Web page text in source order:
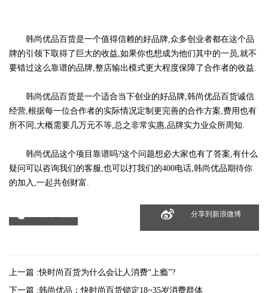
韩尚优品百货是一个值得信赖的好品牌,众多创业者都在这个品
牌的引领下取得了巨大的收益,如果你也想成为他们其中的一员,就不
要错过这么靠谱的品牌,整店输出模式更大程度保障了合作者的收益.
韩尚优品百货是一个适合当下创业的好品牌,韩尚优品百货诚信
经营,根据每一位合作者的实际情况定制更完善的合作方案,费用也有
所不同,大概需要几万元不等,总之非常实惠,品牌实力业众所周知.
韩尚优品这个项目靠谱吗?这个问题想必大家也有了答案,有什么
疑问可以咨询我们的客服,也可以打我们的400电话,韩尚优品期待你
的加入,一起共创财富.
分享到新浪微博
上一篇 :快时尚百货为什么会让人消费“上瘾”?
下一篇 :韩尚优品：快时尚百货锁定18~35岁消费群体